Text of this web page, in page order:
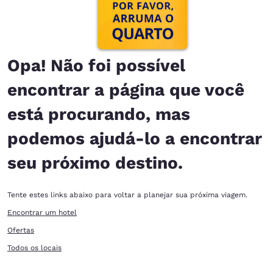
Opa! Não foi possível
encontrar a página que você
está procurando, mas
podemos ajudá-lo a encontrar
seu próximo destino.
Tente estes links abaixo para voltar a planejar sua próxima viagem.
Encontrar um hotel
Ofertas
Todos os locais